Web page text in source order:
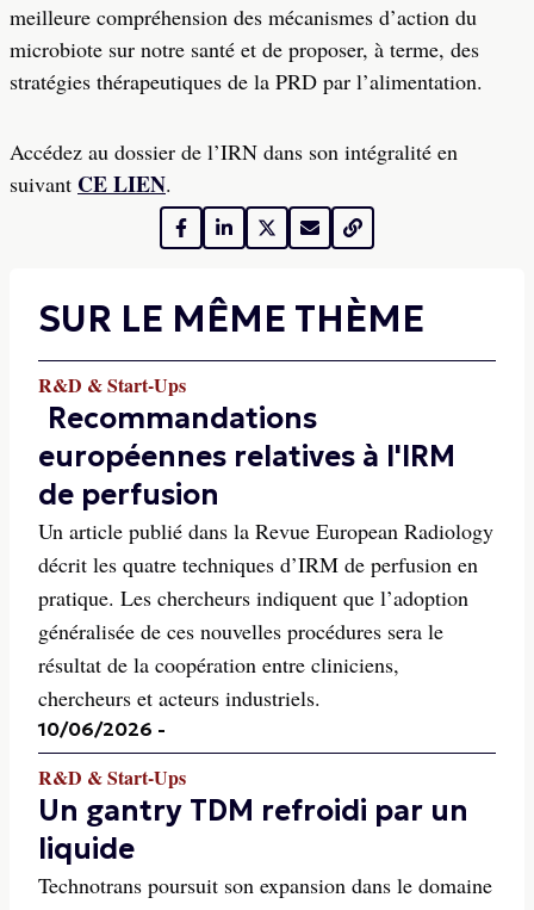
meilleure compréhension des mécanismes d’action du
microbiote sur notre santé et de proposer, à terme, des
stratégies thérapeutiques de la PRD par l’alimentation.
Accédez au dossier de l’IRN dans son intégralité en
suivant CE LIEN.
SUR LE MÊME THÈME
R&D & Start-Ups
Recommandations
européennes relatives à l'IRM
de perfusion
Un article publié dans la Revue European Radiology
décrit les quatre techniques d’IRM de perfusion en
pratique. Les chercheurs indiquent que l’adoption
généralisée de ces nouvelles procédures sera le
résultat de la coopération entre cliniciens,
chercheurs et acteurs industriels.
10/06/2026 -
R&D & Start-Ups
Un gantry TDM refroidi par un
liquide
Technotrans poursuit son expansion dans le domaine